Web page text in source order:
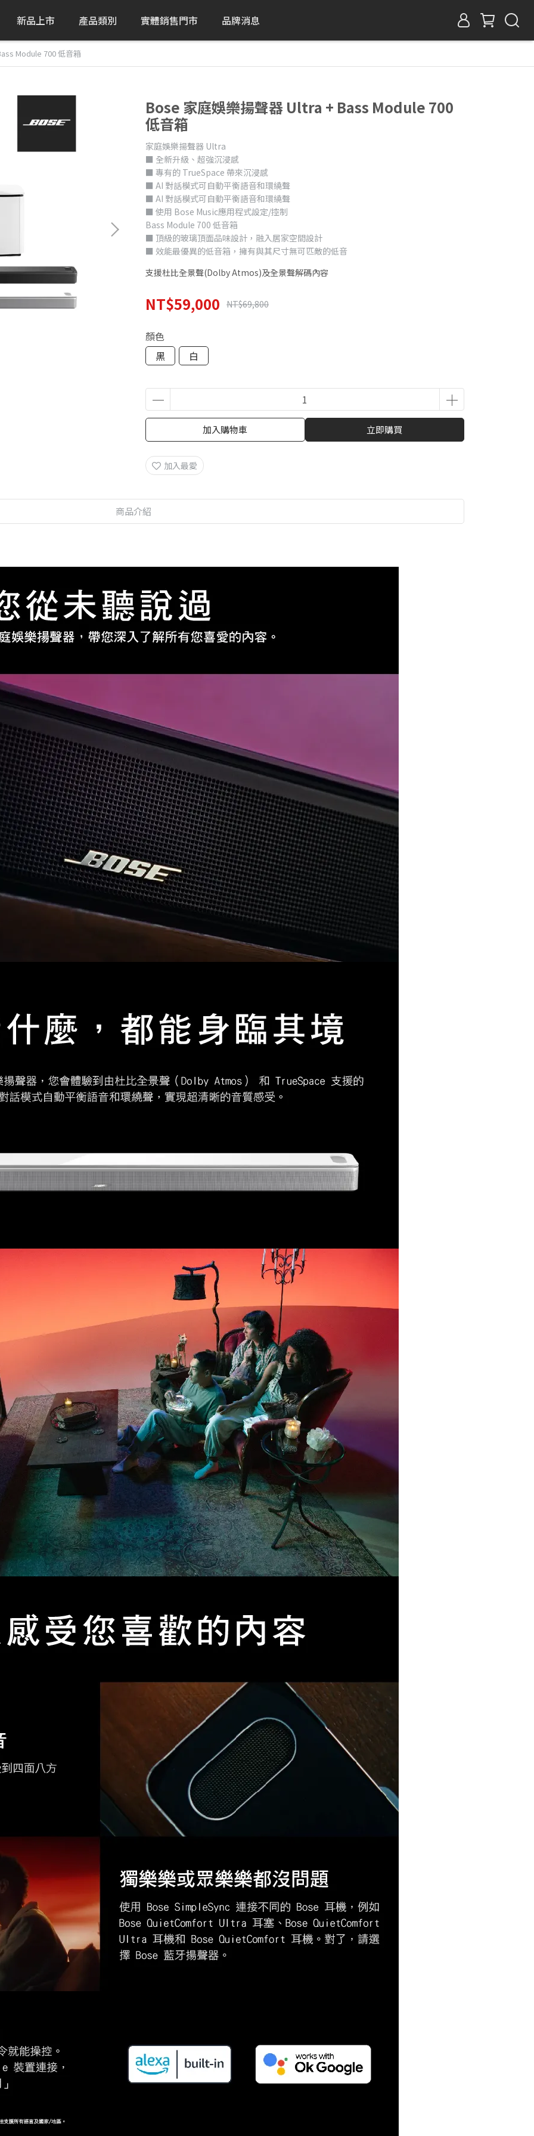
新品上市 產品類別 實體銷售門市 品牌消息
Module 700 低音箱
Bose 家庭娛樂揚聲器 Ultra + Bass Module 700
低音箱
家庭娛樂揚聲器 Ultra
■ 全新升級、超強沉浸感
■ 專有的 TrueSpace 帶來沉浸感
■ AI 對話模式可自動平衡語音和環繞聲
■ AI 對話模式可自動平衡語音和環繞聲
■ 使用 Bose Music應用程式設定/控制
Bass Module 700 低音箱
■ 頂級的玻璃頂面品味設計，融入居家空間設計
■ 效能最優異的低音箱，擁有與其尺寸無可匹敵的低音
支援杜比全景聲(Dolby Atmos)及全景聲解碼內容
NT$59,000 NT$69,800
顏色
黑
白
加入購物車 立即購買
加入最愛
商品介紹